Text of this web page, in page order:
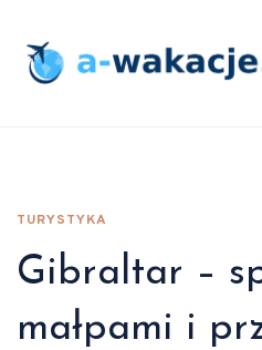
TURYSTYKA
Gibraltar –
małpami i